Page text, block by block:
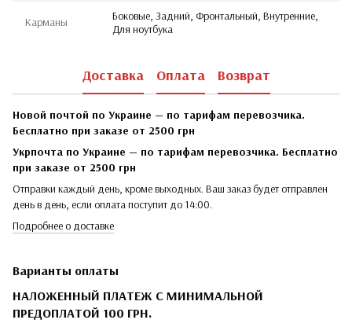
Карманы
Боковые, Задний, Фронтальный, Внутренние,
Для ноутбука
Доставка Оплата Возврат
Новой почтой по Украине — по тарифам перевозчика.
Бесплатно при заказе от 2500 грн
Укрпочта по Украине — по тарифам перевозчика. Бесплатно
при заказе от 2500 грн
Отправки каждый день, кроме выходных. Ваш заказ будет отправлен
день в день, если оплата поступит до 14:00.
Подробнее о доставке
Варианты оплаты
НАЛОЖЕННЫЙ ПЛАТЕЖ С МИНИМАЛЬНОЙ
ПРЕДОПЛАТОЙ 100 ГРН.